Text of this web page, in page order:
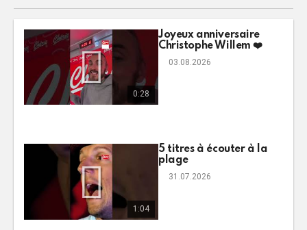
0:28
Joyeux anniversaire
Christophe Willem ❤️
03.08.2026
1:04
5 titres à écouter à la
plage
31.07.2026